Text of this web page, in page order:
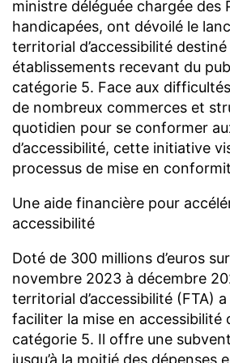
ministre déléguée chargée des
handicapées, ont dévoilé le
territorial d’accessibilité destiné
établissements recevant du
catégorie 5. Face aux
de nombreux commerces et
quotidien pour se conformer
d’accessibilité, cette initiative
processus de mise en
Une aide financière pour
accessibilité
Doté de 300 millions d’euros
novembre 2023 à décembre
territorial d’accessibilité (FTA)
faciliter la mise en accessibilité
catégorie 5. Il offre une
jusqu’à la moitié des dépenses